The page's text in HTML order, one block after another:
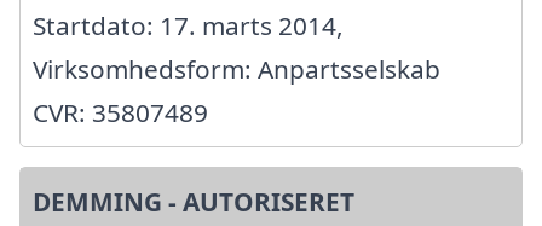
Startdato: 17. marts 2014,
Virksomhedsform: Anpartsselskab
CVR: 35807489
DEMMING - AUTORISERET